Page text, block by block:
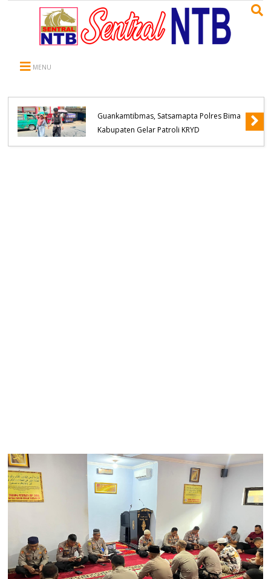
MENU
Guankamtibmas, Satsamapta Polres Bima
Kabupaten Gelar Patroli KRYD